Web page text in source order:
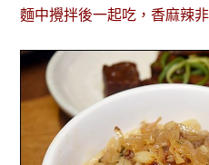
麵中攪拌後一起吃，香麻辣